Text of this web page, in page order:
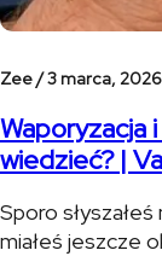
Zee /3 marca,
Waporyzacja
wiedzieć? |
Sporo
miałeś jeszcze